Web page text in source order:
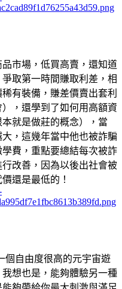
市場，低買高賣，還知道
取第一時間賺取利差，相
有裝備，賺差價賣出套利
），還學到了如何用高額資
就是做莊的概念），當
，這幾年當中他也被詐騙
費，重點要總結每次被詐
改善，因為以後出社會被
還是最低的！
個自由度很高的元宇宙遊
想也是，能夠體驗另一種